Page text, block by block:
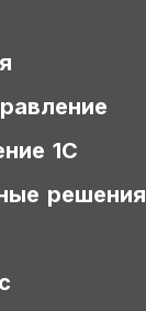
1С
решения